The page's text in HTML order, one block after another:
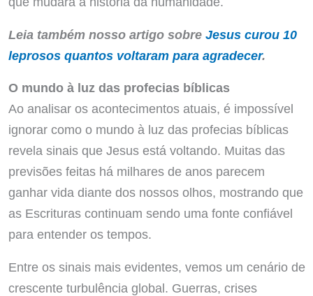
Leia também nosso artigo sobre Jesus curou 10
leprosos quantos voltaram para agradecer.
O mundo à luz das profecias bíblicas
Ao analisar os acontecimentos atuais, é impossível
ignorar como o mundo à luz das profecias bíblicas
revela sinais que Jesus está voltando. Muitas das
previsões feitas há milhares de anos parecem
ganhar vida diante dos nossos olhos, mostrando que
as Escrituras continuam sendo uma fonte confiável
para entender os tempos.
Entre os sinais mais evidentes, vemos um cenário de
crescente turbulência global. Guerras, crises